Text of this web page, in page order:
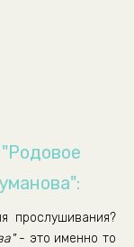
прослушивания?
- это именно то